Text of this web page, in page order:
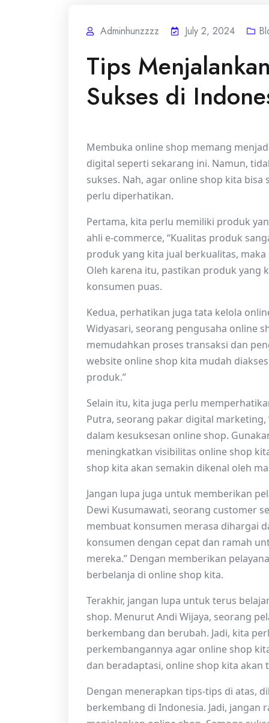
Adminhunzzzz July 2, 2024
Tips
Sukses di
Membuka online shop memang
digital seperti sekarang ini. Namun,
sukses. Nah, agar online shop kita
perlu diperhatikan.
Pertama, kita perlu memiliki produk
ahli e-commerce, “Kualitas produk
produk yang kita jual berkualitas,
Oleh karena itu, pastikan produk yang
konsumen puas.
Kedua, perhatikan juga tata kelola
Widyasari, seorang pengusaha online
memudahkan proses transaksi dan
website online shop kita mudah
produk.”
Selain itu, kita juga perlu
Putra, seorang pakar digital
dalam kesuksesan online shop.
meningkatkan visibilitas online shop
shop kita akan semakin dikenal oleh
Jangan lupa juga untuk memberikan
Dewi Kusumawati, seorang customer
membuat konsumen merasa dihargai
konsumen dengan cepat dan ramah
mereka.” Dengan memberikan
berbelanja di online shop kita.
Terakhir, jangan lupa untuk terus
shop. Menurut Andi Wijaya, seorang
berkembang dan berubah. Jadi, kita
perkembangannya agar online shop
dan beradaptasi, online shop kita
Dengan menerapkan tips-tips di atas,
berkembang di Indonesia. Jadi,